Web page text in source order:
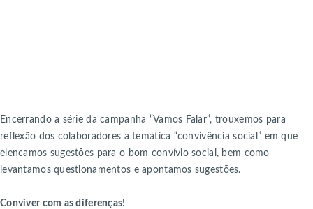
Encerrando a série da campanha “Vamos Falar”, trouxemos para
reflexão dos colaboradores a temática “convivência social” em que
elencamos sugestões para o bom convívio social, bem como
levantamos questionamentos e apontamos sugestões.
Conviver com as diferenças!